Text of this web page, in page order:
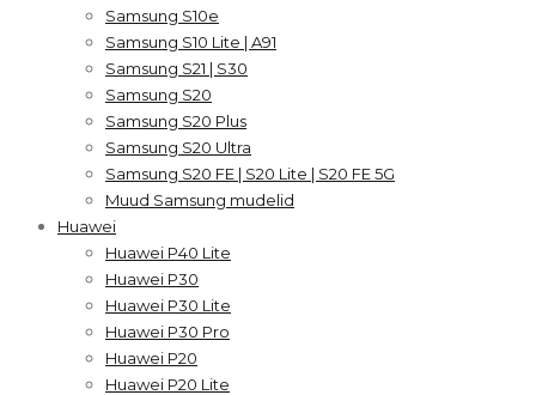
Samsung S10e
Samsung S10 Lite | A91
Samsung S21 | S30
Samsung S20
Samsung S20 Plus
Samsung S20 Ultra
Samsung S20 FE | S20 Lite | S20 FE 5G
Muud Samsung mudelid
Huawei
Huawei P40 Lite
Huawei P30
Huawei P30 Lite
Huawei P30 Pro
Huawei P20
Huawei P20 Lite